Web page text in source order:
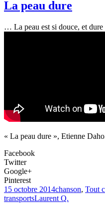
La peau dure
… La peau est si douce, et dure
« La peau dure », Etienne
Facebook
Twitter
Google+
Pinterest
15 octobre 2014chanson, Tout
transportsLaurent Q.